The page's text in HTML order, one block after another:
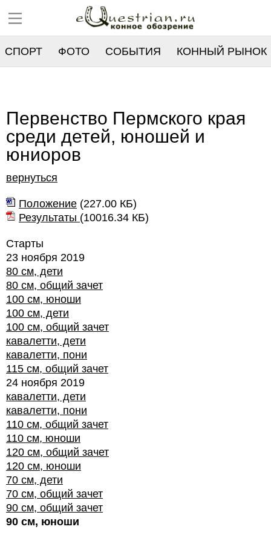
СПОРТ ФОТО СОБЫТИЯ КОННЫЙ РЫНОК
Первенство Пермского края
среди детей, юношей и
юниоров
вернуться
Положение (227.00 КБ)
Результаты (10016.34 КБ)
Старты
23 ноября 2019
80 см, дети
80 см, общий зачет
100 см, юноши
100 см, дети
100 см, общий зачет
кавалетти, дети
кавалетти, пони
115 см, общий зачет
24 ноября 2019
кавалетти, дети
кавалетти, пони
110 см, общий зачет
110 см, юноши
120 см, общий зачет
120 см, юноши
70 см, дети
70 см, общий зачет
90 см, общий зачет
90 см, юноши